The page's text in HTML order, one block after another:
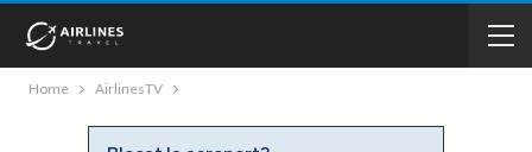
Home AirlinesTV